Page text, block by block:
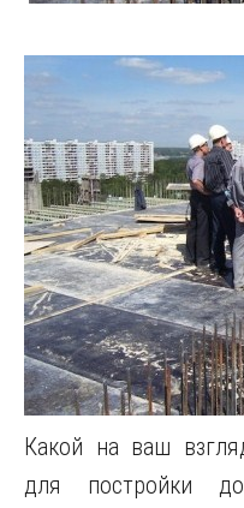
Какой на ваш
для постройки